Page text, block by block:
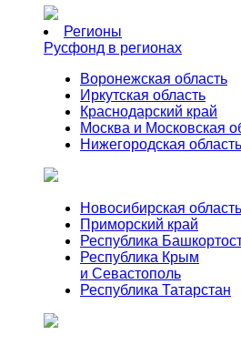
Регионы
Русфонд в регионах
Воронежская область
Иркутская область
Краснодарский край
Москва и Московская
Нижегородская область
Новосибирская область
Приморский край
Республика
Республика Крым
и Севастополь
Республика Татарстан